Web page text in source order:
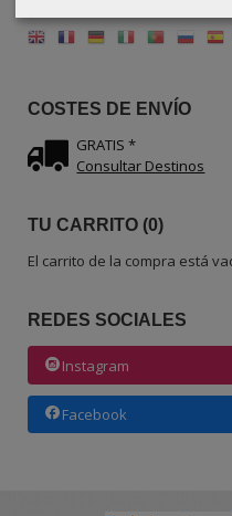
COSTES DE ENVÍO
GRATIS *
Consultar Destinos
TU CARRITO (0)
El carrito de la compra está
REDES SOCIALES
Instagram
Facebook